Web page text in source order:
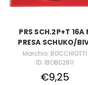
PRS SCH.2P+T 16A
PRESA SCHUKO/
Marchio: BOCCHIOTTI
ID: IBOB02811
€9,25